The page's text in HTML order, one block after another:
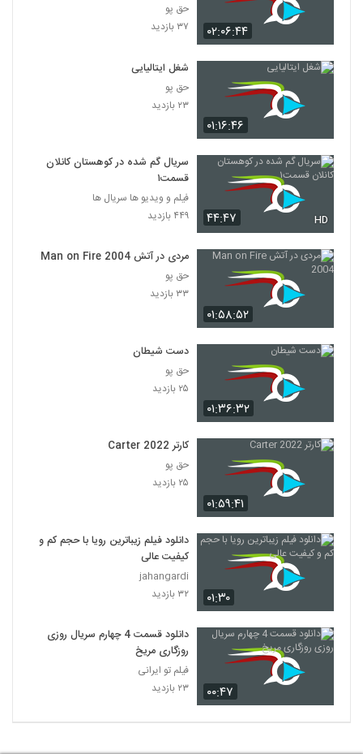
۰۲:۰۶:۴۴
حق پو
۳۷ بازدید
۰۱:۱۶:۴۶
شغل ایتالیایی
حق پو
۲۳ بازدید
۴۴:۴۷ HD
سریال گم شده در کوهستان کانلان
قسمت۱
فیلم و ویدیو ها سریال ها
۴۴۹ بازدید
۰۱:۵۸:۵۲
مردی در آتش Man on Fire 2004
حق پو
۳۳ بازدید
۰۱:۳۶:۳۲
دست شیطان
حق پو
۲۵ بازدید
۰۱:۵۹:۴۱
کارتر Carter 2022
حق پو
۲۵ بازدید
۰۱:۳۰
دانلود فیلم زیباترین رویا با حجم کم و
کیفیت عالی
jahangardi
۳۲ بازدید
۰۰:۴۷
دانلود قسمت 4 چهارم سریال روزی
روزگاری مریخ
فیلم تو ایرانی
۲۳ بازدید